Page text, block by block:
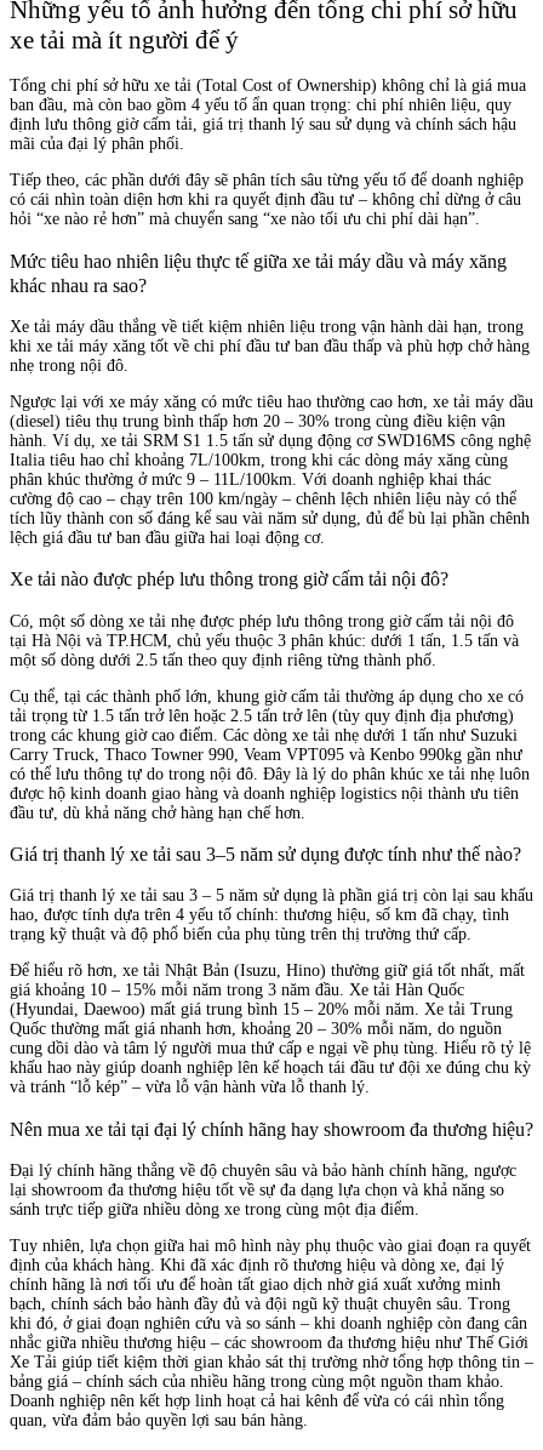
Những yếu tố ảnh hưởng đến tổng chi phí sở hữu
xe tải mà ít người để ý
Tổng chi phí sở hữu xe tải (Total Cost of Ownership) không chỉ là giá mua
ban đầu, mà còn bao gồm 4 yếu tố ẩn quan trọng: chi phí nhiên liệu, quy
định lưu thông giờ cấm tải, giá trị thanh lý sau sử dụng và chính sách hậu
mãi của đại lý phân phối.
Tiếp theo, các phần dưới đây sẽ phân tích sâu từng yếu tố để doanh nghiệp
có cái nhìn toàn diện hơn khi ra quyết định đầu tư – không chỉ dừng ở câu
hỏi “xe nào rẻ hơn” mà chuyển sang “xe nào tối ưu chi phí dài hạn”.
Mức tiêu hao nhiên liệu thực tế giữa xe tải máy dầu và máy xăng
khác nhau ra sao?
Xe tải máy dầu thắng về tiết kiệm nhiên liệu trong vận hành dài hạn, trong
khi xe tải máy xăng tốt về chi phí đầu tư ban đầu thấp và phù hợp chở hàng
nhẹ trong nội đô.
Ngược lại với xe máy xăng có mức tiêu hao thường cao hơn, xe tải máy dầu
(diesel) tiêu thụ trung bình thấp hơn 20 – 30% trong cùng điều kiện vận
hành. Ví dụ, xe tải SRM S1 1.5 tấn sử dụng động cơ SWD16MS công nghệ
Italia tiêu hao chỉ khoảng 7L/100km, trong khi các dòng máy xăng cùng
phân khúc thường ở mức 9 – 11L/100km. Với doanh nghiệp khai thác
cường độ cao – chạy trên 100 km/ngày – chênh lệch nhiên liệu này có thể
tích lũy thành con số đáng kể sau vài năm sử dụng, đủ để bù lại phần chênh
lệch giá đầu tư ban đầu giữa hai loại động cơ.
Xe tải nào được phép lưu thông trong giờ cấm tải nội đô?
Có, một số dòng xe tải nhẹ được phép lưu thông trong giờ cấm tải nội đô
tại Hà Nội và TP.HCM, chủ yếu thuộc 3 phân khúc: dưới 1 tấn, 1.5 tấn và
một số dòng dưới 2.5 tấn theo quy định riêng từng thành phố.
Cụ thể, tại các thành phố lớn, khung giờ cấm tải thường áp dụng cho xe có
tải trọng từ 1.5 tấn trở lên hoặc 2.5 tấn trở lên (tùy quy định địa phương)
trong các khung giờ cao điểm. Các dòng xe tải nhẹ dưới 1 tấn như Suzuki
Carry Truck, Thaco Towner 990, Veam VPT095 và Kenbo 990kg gần như
có thể lưu thông tự do trong nội đô. Đây là lý do phân khúc xe tải nhẹ luôn
được hộ kinh doanh giao hàng và doanh nghiệp logistics nội thành ưu tiên
đầu tư, dù khả năng chở hàng hạn chế hơn.
Giá trị thanh lý xe tải sau 3–5 năm sử dụng được tính như thế nào?
Giá trị thanh lý xe tải sau 3 – 5 năm sử dụng là phần giá trị còn lại sau khấu
hao, được tính dựa trên 4 yếu tố chính: thương hiệu, số km đã chạy, tình
trạng kỹ thuật và độ phổ biến của phụ tùng trên thị trường thứ cấp.
Để hiểu rõ hơn, xe tải Nhật Bản (Isuzu, Hino) thường giữ giá tốt nhất, mất
giá khoảng 10 – 15% mỗi năm trong 3 năm đầu. Xe tải Hàn Quốc
(Hyundai, Daewoo) mất giá trung bình 15 – 20% mỗi năm. Xe tải Trung
Quốc thường mất giá nhanh hơn, khoảng 20 – 30% mỗi năm, do nguồn
cung dồi dào và tâm lý người mua thứ cấp e ngại về phụ tùng. Hiểu rõ tỷ lệ
khấu hao này giúp doanh nghiệp lên kế hoạch tái đầu tư đội xe đúng chu kỳ
và tránh “lỗ kép” – vừa lỗ vận hành vừa lỗ thanh lý.
Nên mua xe tải tại đại lý chính hãng hay showroom đa thương hiệu?
Đại lý chính hãng thắng về độ chuyên sâu và bảo hành chính hãng, ngược
lại showroom đa thương hiệu tốt về sự đa dạng lựa chọn và khả năng so
sánh trực tiếp giữa nhiều dòng xe trong cùng một địa điểm.
Tuy nhiên, lựa chọn giữa hai mô hình này phụ thuộc vào giai đoạn ra quyết
định của khách hàng. Khi đã xác định rõ thương hiệu và dòng xe, đại lý
chính hãng là nơi tối ưu để hoàn tất giao dịch nhờ giá xuất xưởng minh
bạch, chính sách bảo hành đầy đủ và đội ngũ kỹ thuật chuyên sâu. Trong
khi đó, ở giai đoạn nghiên cứu và so sánh – khi doanh nghiệp còn đang cân
nhắc giữa nhiều thương hiệu – các showroom đa thương hiệu như Thế Giới
Xe Tải giúp tiết kiệm thời gian khảo sát thị trường nhờ tổng hợp thông tin –
bảng giá – chính sách của nhiều hãng trong cùng một nguồn tham khảo.
Doanh nghiệp nên kết hợp linh hoạt cả hai kênh để vừa có cái nhìn tổng
quan, vừa đảm bảo quyền lợi sau bán hàng.